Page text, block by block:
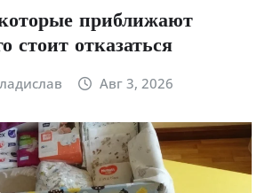
приближают
стоит отказаться
Авг 3, 2026